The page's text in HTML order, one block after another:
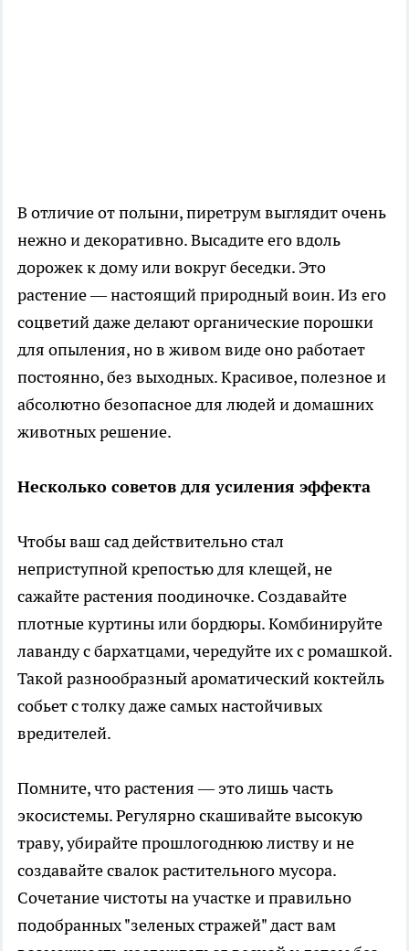
В отличие от полыни, пиретрум выглядит очень
нежно и декоративно. Высадите его вдоль
дорожек к дому или вокруг беседки. Это
растение — настоящий природный воин. Из его
соцветий даже делают органические порошки
для опыления, но в живом виде оно работает
постоянно, без выходных. Красивое, полезное и
абсолютно безопасное для людей и домашних
животных решение.
Несколько советов для усиления эффекта
Чтобы ваш сад действительно стал
неприступной крепостью для клещей, не
сажайте растения поодиночке. Создавайте
плотные куртины или бордюры. Комбинируйте
лаванду с бархатцами, чередуйте их с ромашкой.
Такой разнообразный ароматический коктейль
собьет с толку даже самых настойчивых
вредителей.
Помните, что растения — это лишь часть
экосистемы. Регулярно скашивайте высокую
траву, убирайте прошлогоднюю листву и не
создавайте свалок растительного мусора.
Сочетание чистоты на участке и правильно
подобранных "зеленых стражей" даст вам